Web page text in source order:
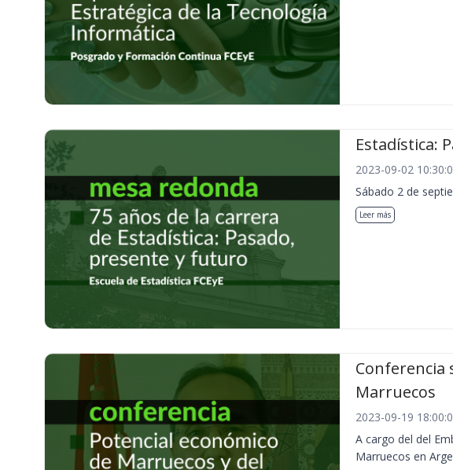
Estadística:
2023-09-02
Sábado 2 de
Leer más
Conferencia
Marruecos
2023-09-19
A cargo del del
Marruecos en